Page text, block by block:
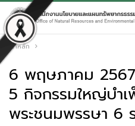
หน้าหลัก
6 พฤษภาคม
5 กิจกรรมใหญ่บำ
พระชนมพรรษา 6